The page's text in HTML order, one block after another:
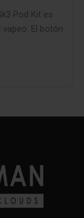
Pod Kit es
El botón